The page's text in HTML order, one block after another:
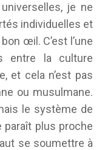
je ne
individuelles et
œil. C’est l’une
entre la culture
et cela n’est pas
ou musulmane.
le système de
paraît plus proche
se soumettre à